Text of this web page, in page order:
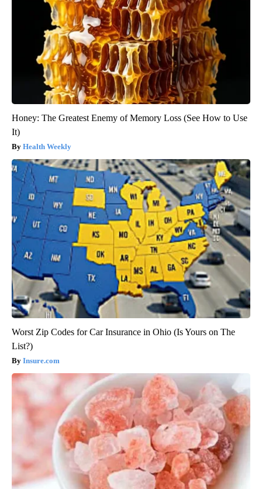
Honey: The Greatest Enemy of Memory Loss (See How to Use
It)
Health Weekly
Worst Zip Codes for Car Insurance in Ohio (Is Yours on The
List?)
Insure.com